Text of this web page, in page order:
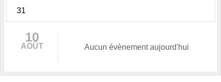
31
10
AOÛT Aucun évènement aujourd'hui